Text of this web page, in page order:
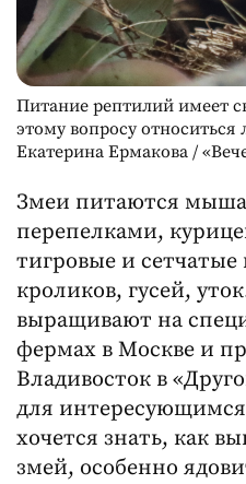
Питание рептилий имеет
этому вопросу
Екатерина Ермакова /
Змеи питаются
перепелками,
тигровые и
кроликов, гусей,
выращивают на
фермах в Москве и
Владивосток в
для
хочется знать, как
змей, особенно